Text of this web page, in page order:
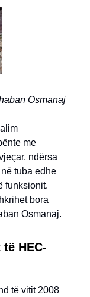
Osmanaj
me
ndërsa
tuba edhe
funksionit.
bora
Osmanaj.
HEC-
të vitit 2008